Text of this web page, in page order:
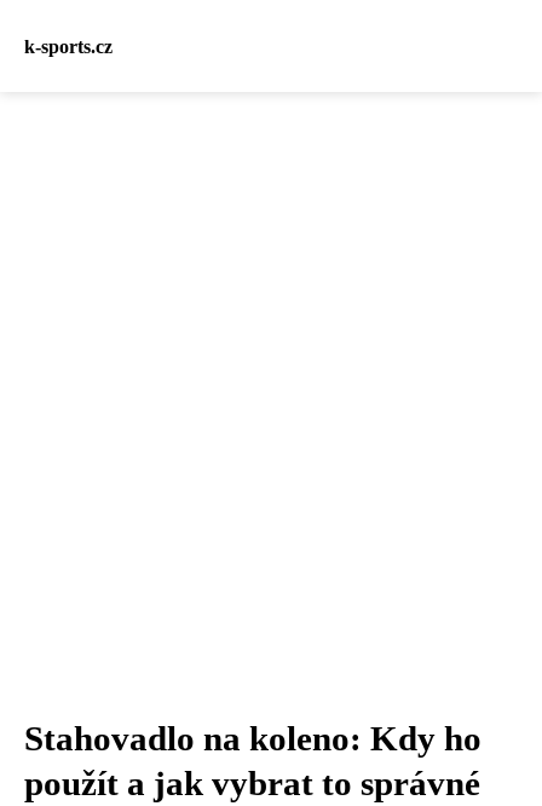
k-sports.cz
Stahovadlo na koleno: Kdy ho
použít a jak vybrat to správné